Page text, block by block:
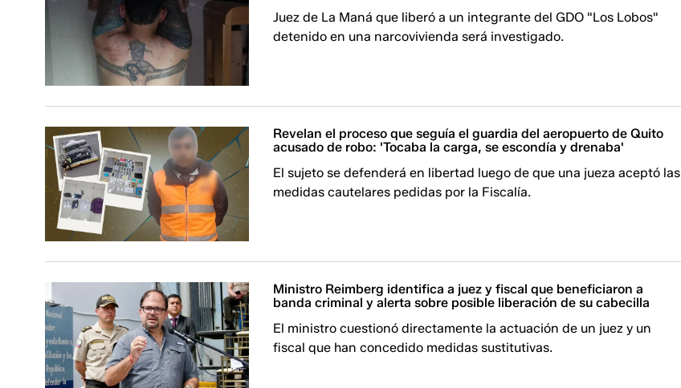
Juez de La Maná que liberó a un integrante del GDO "Los Lobos"
detenido en una narcovivienda será investigado.
Revelan el proceso que seguía el guardia del aeropuerto de Quito
acusado de robo: 'Tocaba la carga, se escondía y drenaba'
El sujeto se defenderá en libertad luego de que una jueza aceptó las
medidas cautelares pedidas por la Fiscalía.
Ministro Reimberg identifica a juez y fiscal que beneficiaron a
banda criminal y alerta sobre posible liberación de su cabecilla
El ministro cuestionó directamente la actuación de un juez y un
fiscal que han concedido medidas sustitutivas.